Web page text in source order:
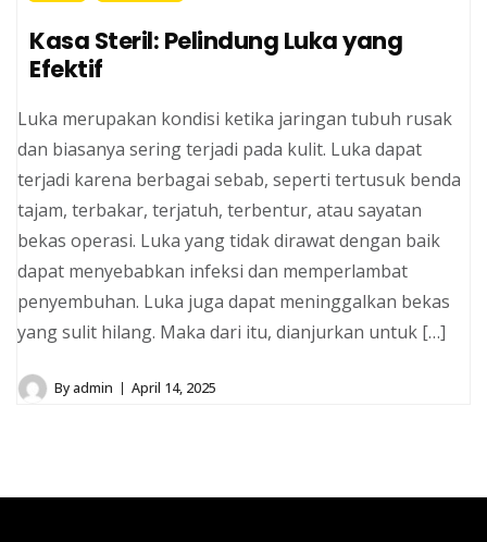
Kasa Steril: Pelindung Luka yang
Efektif
Luka merupakan kondisi ketika jaringan tubuh rusak
dan biasanya sering terjadi pada kulit. Luka dapat
terjadi karena berbagai sebab, seperti tertusuk benda
tajam, terbakar, terjatuh, terbentur, atau sayatan
bekas operasi. Luka yang tidak dirawat dengan baik
dapat menyebabkan infeksi dan memperlambat
penyembuhan. Luka juga dapat meninggalkan bekas
yang sulit hilang. Maka dari itu, dianjurkan untuk […]
Byadmin April 14, 2025